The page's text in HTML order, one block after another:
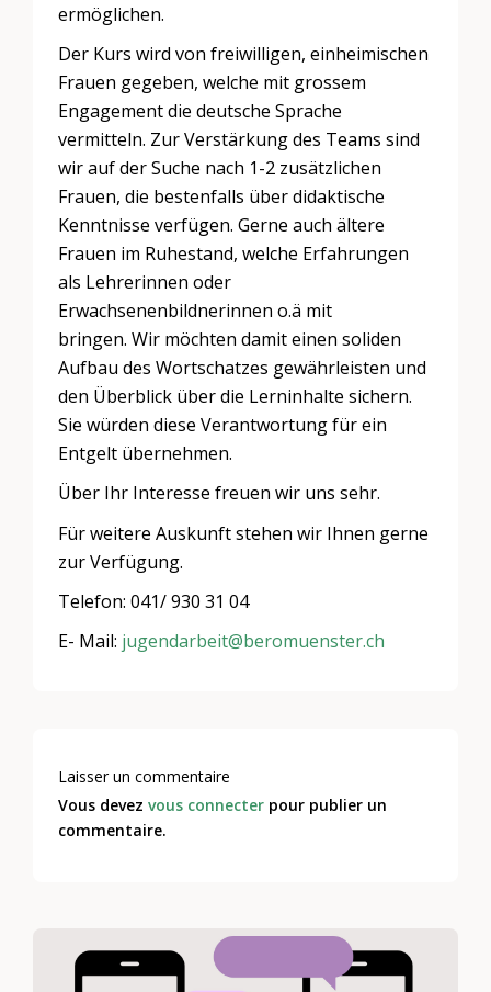
ermöglichen.
Der Kurs wird von freiwilligen, einheimischen
Frauen gegeben, welche mit grossem
Engagement die deutsche Sprache
vermitteln. Zur Verstärkung des Teams sind
wir auf der Suche nach 1-2 zusätzlichen
Frauen, die bestenfalls über didaktische
Kenntnisse verfügen. Gerne auch ältere
Frauen im Ruhestand, welche Erfahrungen
als Lehrerinnen oder
Erwachsenenbildnerinnen o.ä mit
bringen. Wir möchten damit einen soliden
Aufbau des Wortschatzes gewährleisten und
den Überblick über die Lerninhalte sichern.
Sie würden diese Verantwortung für ein
Entgelt übernehmen.
Über Ihr Interesse freuen wir uns sehr.
Für weitere Auskunft stehen wir Ihnen gerne
zur Verfügung.
Telefon: 041/ 930 31 04
E- Mail: jugendarbeit@beromuenster.ch
Laisser un commentaire
Vous devezvous connecter pour publier un
commentaire.